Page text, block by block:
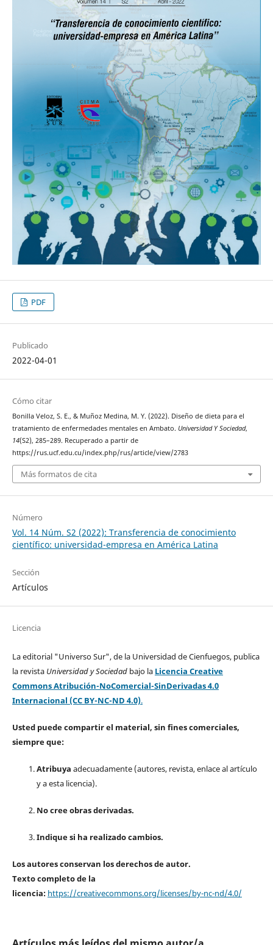
PDF
Publicado
2022-04-01
Cómo citar
Bonilla Veloz, S. E., & Muñoz Medina, M. Y. (2022). Diseño de dieta para el
tratamiento de enfermedades mentales en Ambato. Universidad Y Sociedad,
14(S2), 285–289. Recuperado a partir de
https://rus.ucf.edu.cu/index.php/rus/article/view/2783
Más formatos de cita
Número
Vol. 14 Núm. S2 (2022): Transferencia de conocimiento
científico: universidad-empresa en América Latina
Sección
Artículos
Licencia
La editorial "Universo Sur", de la Universidad de Cienfuegos, publica
la revista Universidad y Sociedad bajo la Licencia Creative
Commons Atribución-NoComercial-SinDerivadas 4.0
Internacional (CC BY-NC-ND 4.0).
Usted puede compartir el material, sin fines comerciales,
siempre que:
Atribuya adecuadamente (autores, revista, enlace al artículo
y a esta licencia).
No cree obras derivadas.
Indique si ha realizado cambios.
Los autores conservan los derechos de autor.
Texto completo de la
licencia: https://creativecommons.org/licenses/by-nc-nd/4.0/